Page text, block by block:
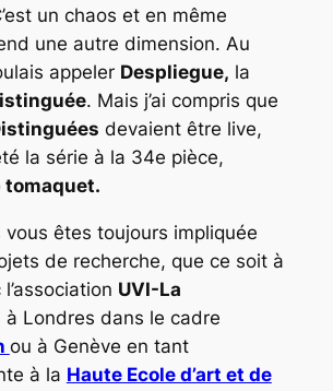
un chaos et en même
une autre dimension. Au
appeler Despliegue, la
. Mais j’ai compris que
devaient être live,
la série à la 34e pièce,
tomaquet.
vous êtes toujours impliquée
de recherche, que ce soit à
UVI-La
à Londres dans le cadre
ou à Genève en tant
à la Haute Ecole d’art et de